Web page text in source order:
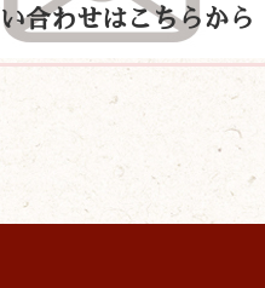
合わせはこちらから